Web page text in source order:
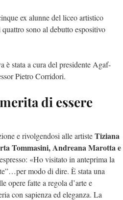
ex alunne del liceo artistico
sono al debutto espositivo
è stata a cura del presidente Agaf-
Pietro Corridori.
di essere
e rivolgendosi alle artisteTiziana
Tommasini, Andreana Marotta e
«Ho visitato in anteprima la
modo di dire. È stata una
opere fatte a regola d’arte e
con sapienza ed eleganza. La